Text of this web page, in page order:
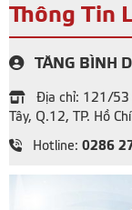
Thông Tin
TĂNG BÌNH
Địa chỉ: 121/53
Tây, Q.12, TP. Hồ
Hotline: 0286